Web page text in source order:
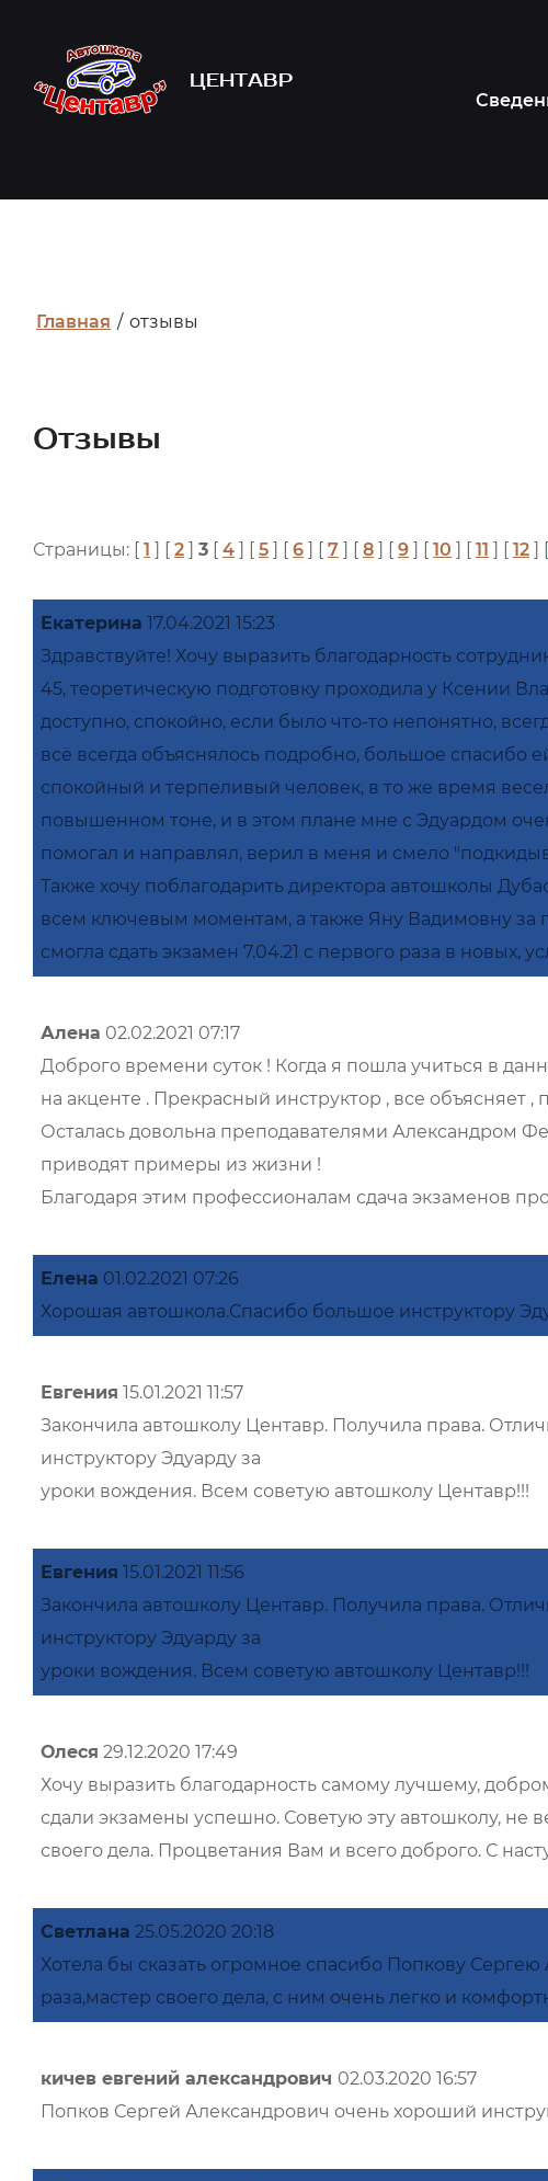
ЦЕНТАВР
Главная / отзывы
Отзывы
Страницы: [ 1 ] [ 2 ] 3 [ 4 ] [ 5 ] [ 6 ] [ 7 ] [ 8 ] [ 9 ] [ 10 ] [ 11 ] [ 12 ] [
Екатерина 17.04.2021 15:23
Здравствуйте! Хочу выразить благодарность
45, теоретическую подготовку проходила у Ксении
доступно, спокойно, если было что-то непонятно,
всё всегда объяснялось подробно, большое спасибо
спокойный и терпеливый человек, в то же время
повышенном тоне, и в этом плане мне с Эдуардом
помогал и направлял, верил в меня и смело
Также хочу поблагодарить директора автошколы
всем ключевым моментам, а также Яну Вадимовну за
смогла сдать экзамен 7.04.21 с первого раза в
Алена 02.02.2021 07:17
Доброго времени суток ! Когда я пошла учиться в
на акценте . Прекрасный инструктор , все объясняет
Осталась довольна преподавателями Александром
приводят примеры из жизни !
Благодаря этим профессионалам сдача экзаменов
Елена 01.02.2021 07:26
Хорошая автошкола.Спасибо большое инструктору
Евгения 15.01.2021 11:57
Закончила автошколу Центавр. Получила права.
инструктору Эдуарду за
уроки вождения. Всем советую автошколу Центавр!!!
Евгения 15.01.2021 11:56
Закончила автошколу Центавр. Получила права.
инструктору Эдуарду за
уроки вождения. Всем советую автошколу Центавр!!!
Олеся 29.12.2020 17:49
Хочу выразить благодарность самому лучшему,
сдали экзамены успешно. Советую эту автошколу, не
своего дела. Процветания Вам и всего доброго. С
Светлана 25.05.2020 20:18
Хотела бы сказать огромное спасибо Попкову
раза,мастер своего дела, с ним очень легко и
кичев евгений александрович 02.03.2020 16:57
Попков Сергей Александрович очень хороший